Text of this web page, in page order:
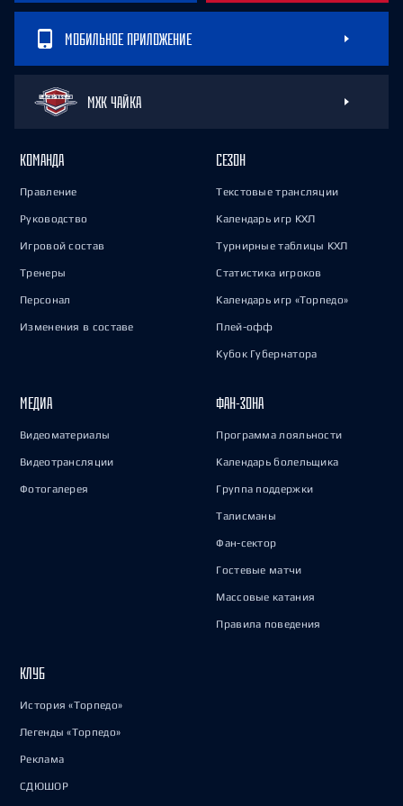
МОБИЛЬНОЕ ПРИЛОЖЕНИЕ
МХК ЧАЙКА
КОМАНДА
Правление
Руководство
Игровой состав
Тренеры
Персонал
Изменения в составе
СЕЗОН
Текстовые трансляции
Календарь игр КХЛ
Турнирные таблицы КХЛ
Статистика игроков
Календарь игр «Торпедо»
Плей-офф
Кубок Губернатора
МЕДИА
Видеоматериалы
Видеотрансляции
Фотогалерея
ФАН-ЗОНА
Программа лояльности
Календарь болельщика
Группа поддержки
Талисманы
Фан-сектор
Гостевые матчи
Массовые катания
Правила поведения
КЛУБ
История «Торпедо»
Легенды «Торпедо»
Реклама
СДЮШОР